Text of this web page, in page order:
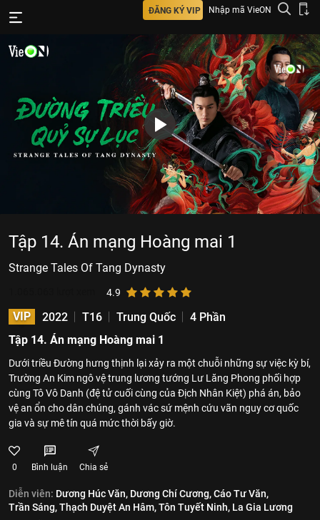
ĐĂNG KÝ VIP Nhập mã VieON
Tập 14. Án mạng Hoàng mai 1
Strange Tales Of Tang Dynasty
4.9
VIP 2022 T16 Trung Quốc
4 Phần
Tập 14. Án mạng Hoàng mai 1
Dưới triều Đường hưng thịnh lại xảy ra một chuỗi những sự việc kỳ bí,
Trường An Kim ngô vệ trung lương tướng Lư Lăng Phong phối hợp
cùng Tô Vô Danh (đệ tử cuối cùng của Địch Nhân Kiệt) phá án, bảo
vệ an ổn cho dân chúng, gánh vác sứ mệnh cứu vãn nguy cơ quốc
gia và sự mê tín quá mức thời bấy giờ.
0 Bình luận Chia sẻ
Diễn viên: Dương Húc Văn, Dương Chí Cương,Cáo Tư Văn,
Trần Sáng,Thạch Duyệt An Hâm,Tôn Tuyết Ninh, La Gia Lương